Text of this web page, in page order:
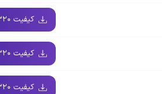
کیفیت ۳۲۰
کیفیت ۳۲۰
کیفیت ۳۲۰